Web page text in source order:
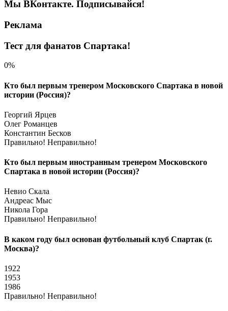
Мы ВКонтакте. Подписывайся!
Реклама
Тест для фанатов Спартака!
0%
Кто был первым тренером Московского Спартака в новой
истории (Россия)?
Георгий Ярцев
Олег Романцев
Константин Бесков
Правильно! Неправильно!
Кто был первым иностранным тренером Московского
Спартака в новой истории (Россия)?
Невио Скала
Андреас Мыс
Никола Гора
Правильно! Неправильно!
В каком году был основан футбольный клуб Спартак (г.
Москва)?
1922
1953
1986
Правильно! Неправильно!